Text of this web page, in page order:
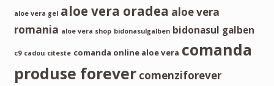
aloe vera gel aloe vera oradea aloe vera
romania aloe vera shop bidonasulgalben bidonasul galben
c9 cadou citeste comanda online aloe vera comanda
produse forever comenziforever